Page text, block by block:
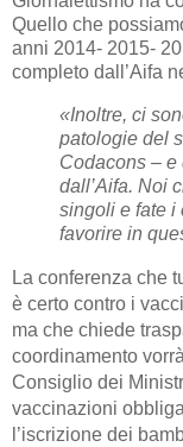
Quello che
anni 2014- 2015-
completo dall’Aifa
«Inoltre, ci
patologie del
Codacons –
dall’Aifa. Noi
singoli e fate i
favorire in
La conferenza che
è certo contro i
ma che chiede
coordinamento
Consiglio dei
vaccinazioni
l’iscrizione dei